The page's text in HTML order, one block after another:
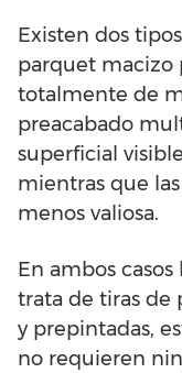
Existen dos
parquet macizo
totalmente de
preacabado
superficial
mientras que
menos valiosa.
En ambos
trata de tiras de
y prepintadas,
no requieren